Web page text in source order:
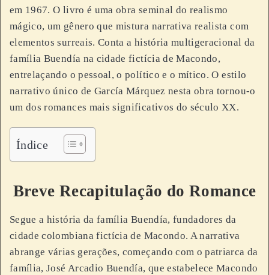
em 1967. O livro é uma obra seminal do realismo
mágico, um gênero que mistura narrativa realista com
elementos surreais. Conta a história multigeracional da
família Buendía na cidade fictícia de Macondo,
entrelaçando o pessoal, o político e o mítico. O estilo
narrativo único de García Márquez nesta obra tornou-o
um dos romances mais significativos do século XX.
Índice
Breve Recapitulação do Romance
Segue a história da família Buendía, fundadores da
cidade colombiana fictícia de Macondo. A narrativa
abrange várias gerações, começando com o patriarca da
família, José Arcadio Buendía, que estabelece Macondo